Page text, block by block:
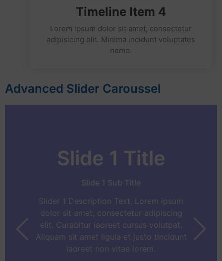
Timeline Item 4
Lorem ipsum dolor sit amet, consectetur
adipisicing elit. Minima incidunt voluptates
nemo.
Advanced Slider Caroussel
Slide 1 Title
Slide 1 Sub Title
Slider 1 Description Text, Lorem ipsum
dolor sit amet, consectetur adipiscing
elit. Curabitur laoreet cursus volutpat.
Aliquam sit amet ligula et justo tincidunt
laoreet non vitae lorem.